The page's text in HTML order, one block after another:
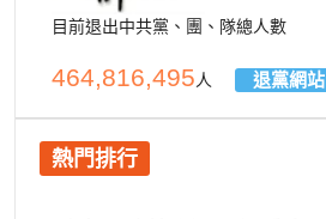
目前退出中共黨、團、隊總人數
464,816,495人 退黨網站
熱門排行